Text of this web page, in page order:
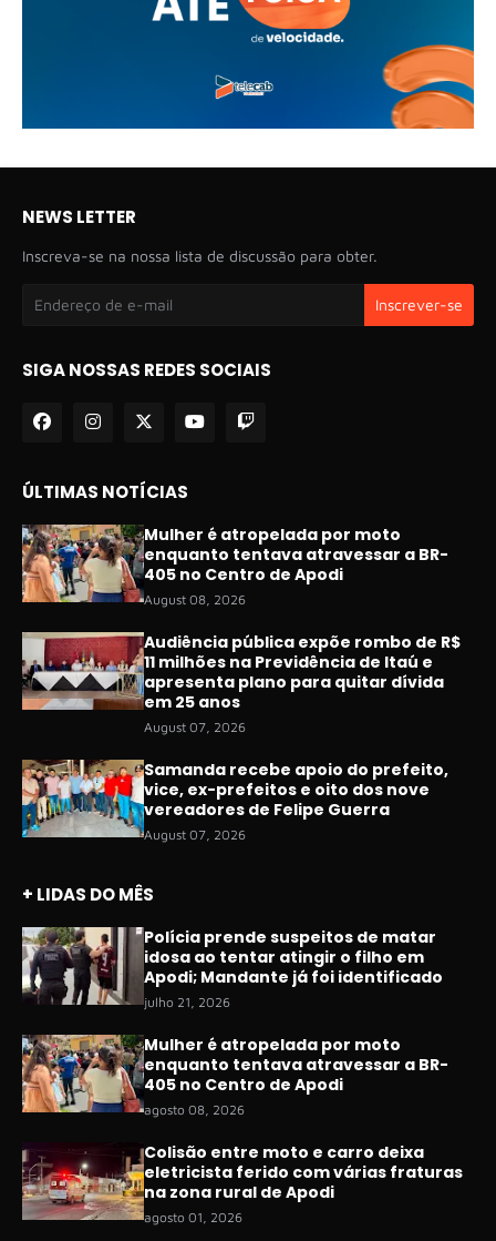
NEWS LETTER
Inscreva-se na nossa lista de discussão para obter.
SIGA NOSSAS REDES SOCIAIS
ÚLTIMAS NOTÍCIAS
Mulher é atropelada por moto
enquanto tentava atravessar a BR-
405 no Centro de Apodi
August 08, 2026
Audiência pública expõe rombo de R$
11 milhões na Previdência de Itaú e
apresenta plano para quitar dívida
em 25 anos
August 07, 2026
Samanda recebe apoio do prefeito,
vice, ex-prefeitos e oito dos nove
vereadores de Felipe Guerra
August 07, 2026
+ LIDAS DO MÊS
Polícia prende suspeitos de matar
idosa ao tentar atingir o filho em
Apodi; Mandante já foi identificado
julho 21, 2026
Mulher é atropelada por moto
enquanto tentava atravessar a BR-
405 no Centro de Apodi
agosto 08, 2026
Colisão entre moto e carro deixa
eletricista ferido com várias fraturas
na zona rural de Apodi
agosto 01, 2026